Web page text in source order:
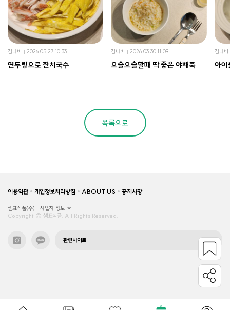
김나비 2026.05.27 10:33
연두링으로 잔치국수
김나비 2026.03.30 11:09
으슬으슬할때 딱 좋은 야채죽
김나비
아이
목록으로
이용약관 개인정보처리방침 ABOUT US 공지사항
샘표식품(주)
사업자 정보
Copyright © 샘표식품, All Rights Reserved.
관련사이트